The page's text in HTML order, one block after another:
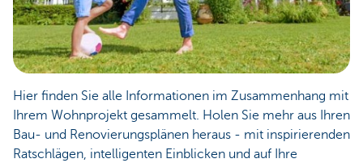
Hier finden Sie alle Informationen im Zusammenhang mit
Ihrem Wohnprojekt gesammelt. Holen Sie mehr aus Ihren
Bau- und Renovierungsplänen heraus - mit inspirierenden
Ratschlägen, intelligenten Einblicken und auf Ihre